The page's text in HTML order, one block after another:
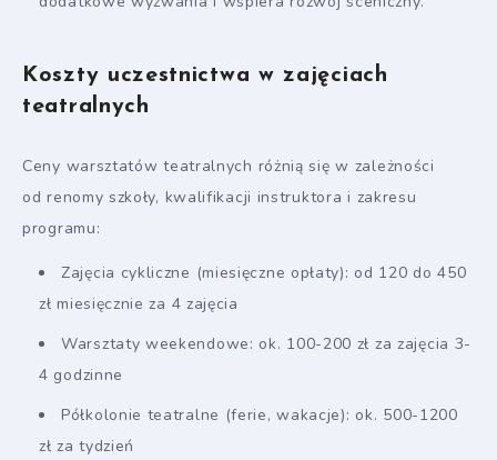
Koszty uczestnictwa w zajęciach
teatralnych
Ceny warsztatów teatralnych różnią się w zależności
od renomy szkoły, kwalifikacji instruktora i zakresu
programu:
Zajęcia cykliczne (miesięczne opłaty): od 120 do 450
zł miesięcznie za 4 zajęcia
Warsztaty weekendowe: ok. 100-200 zł za zajęcia 3-
4 godzinne
Półkolonie teatralne (ferie, wakacje): ok. 500-1200
zł za tydzień